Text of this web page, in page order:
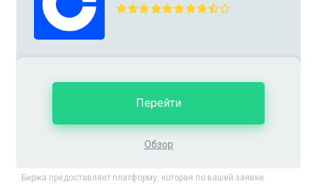
Обзор
Перейти
Биржа предоставляет платформу, которая по вашей заявке